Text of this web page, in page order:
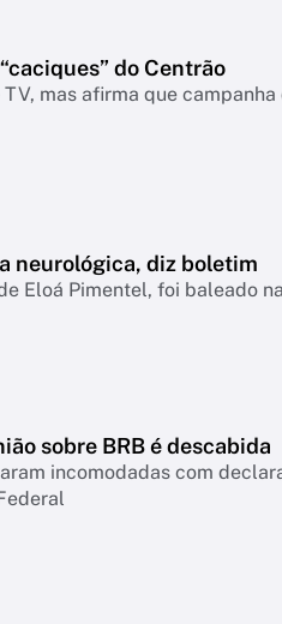
do Centrão
mas afirma que
neurológica, diz boletim
Eloá Pimentel, foi baleado
sobre BRB é descabida
incomodadas com